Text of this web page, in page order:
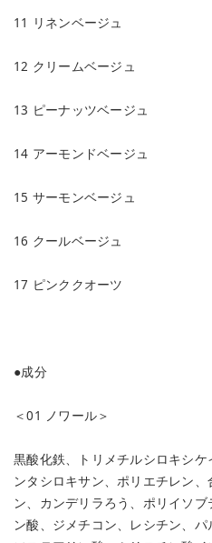
11 リネンベージュ
12 クリームベージュ
13 ピーナッツベージュ
14 アーモンドベージュ
15 サーモンベージュ
16 クールベージュ
17 ピンククオーツ
●成分
＜01 ノワール＞
黒酸化鉄、トリメチルシロキシ
ンタシロキサン、ポリエチレン
ン、カンデリラろう、ポリイソ
ン酸、ジメチコン、レシチン、